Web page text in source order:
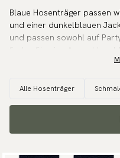
Blaue Hosenträger passen
und einer dunkelblauen
und passen sowohl auf
verschiedenen Materialien
Alle Hosenträger